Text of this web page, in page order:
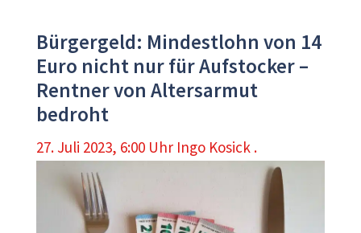
Bürgergeld: Mindestlohn von 14
Euro nicht nur für Aufstocker –
Rentner von Altersarmut
bedroht
27. Juli 2023, 6:00 Uhr Ingo Kosick .